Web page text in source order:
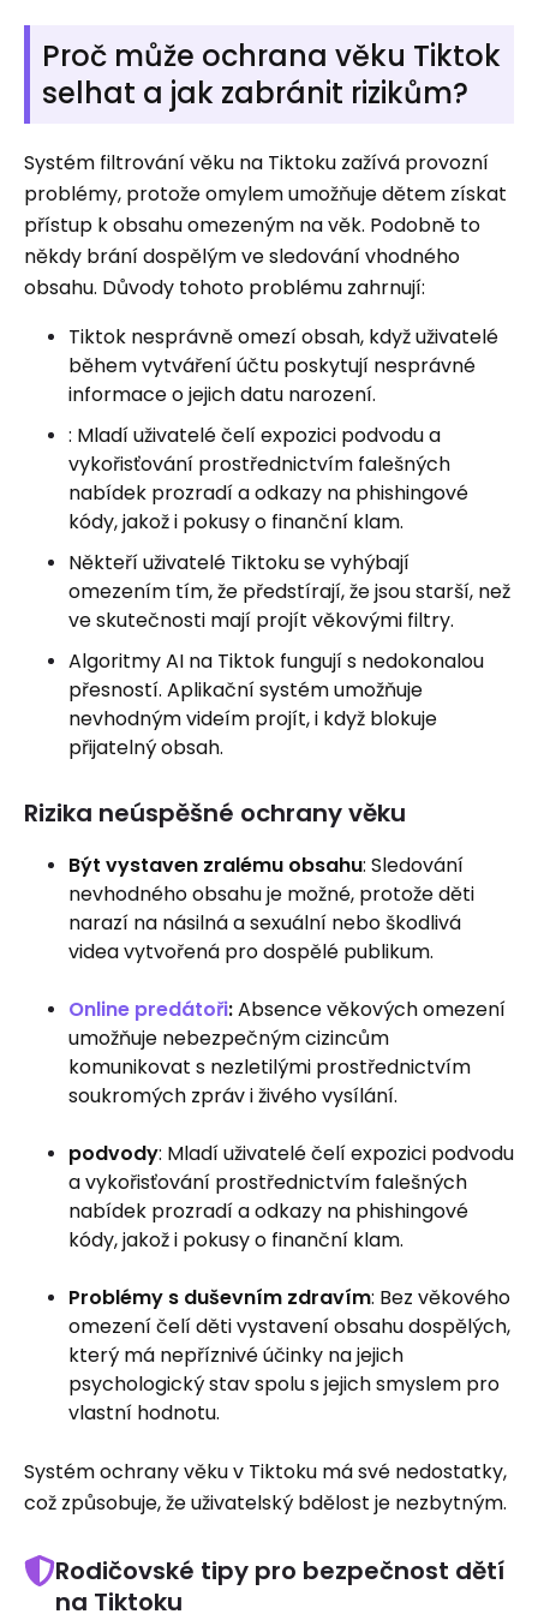
Proč může ochrana věku Tiktok
selhat a jak zabránit rizikům?
Systém filtrování věku na Tiktoku zažívá provozní
problémy, protože omylem umožňuje dětem získat
přístup k obsahu omezeným na věk. Podobně to
někdy brání dospělým ve sledování vhodného
obsahu. Důvody tohoto problému zahrnují:
Tiktok nesprávně omezí obsah, když uživatelé
během vytváření účtu poskytují nesprávné
informace o jejich datu narození.
: Mladí uživatelé čelí expozici podvodu a
vykořisťování prostřednictvím falešných
nabídek prozradí a odkazy na phishingové
kódy, jakož i pokusy o finanční klam.
Někteří uživatelé Tiktoku se vyhýbají
omezením tím, že předstírají, že jsou starší, než
ve skutečnosti mají projít věkovými filtry.
Algoritmy AI na Tiktok fungují s nedokonalou
přesností. Aplikační systém umožňuje
nevhodným videím projít, i když blokuje
přijatelný obsah.
Rizika neúspěšné ochrany věku
Být vystaven zralému obsahu: Sledování
nevhodného obsahu je možné, protože děti
narazí na násilná a sexuální nebo škodlivá
videa vytvořená pro dospělé publikum.
Online predátoři:Absence věkových omezení
umožňuje nebezpečným cizincům
komunikovat s nezletilými prostřednictvím
soukromých zpráv i živého vysílání.
podvody: Mladí uživatelé čelí expozici podvodu
a vykořisťování prostřednictvím falešných
nabídek prozradí a odkazy na phishingové
kódy, jakož i pokusy o finanční klam.
Problémy s duševním zdravím: Bez věkového
omezení čelí děti vystavení obsahu dospělých,
který má nepříznivé účinky na jejich
psychologický stav spolu s jejich smyslem pro
vlastní hodnotu.
Systém ochrany věku v Tiktoku má své nedostatky,
což způsobuje, že uživatelský bdělost je nezbytným.
Rodičovské tipy pro bezpečnost dětí
na Tiktoku